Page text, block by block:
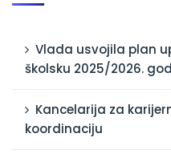
Vlada usvojila plan
školsku 2025/2026.
Kancelarija za
koordinaciju